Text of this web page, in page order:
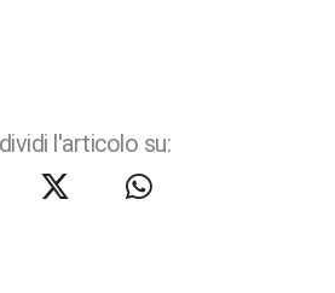
l'articolo su: